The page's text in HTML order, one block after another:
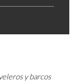
y barcos